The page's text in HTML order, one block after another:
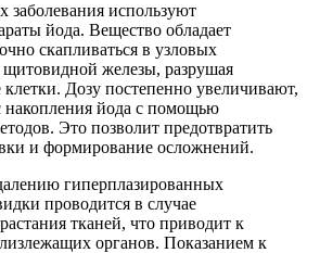
заболевания используют
йода. Вещество обладает
скапливаться в узловых
щитовидной железы, разрушая
Дозу постепенно увеличивают,
накопления йода с помощью
Это позволит предотвратить
и формирование осложнений.
гиперплазированных
проводится в случае
тканей, что приводит к
органов. Показанием к